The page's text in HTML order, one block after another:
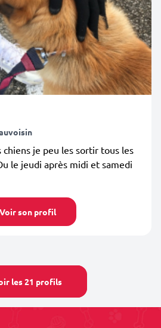
chiens je peu les sortir tous les
le jeudi après midi et samedi
Voir son profil
les 21 profils